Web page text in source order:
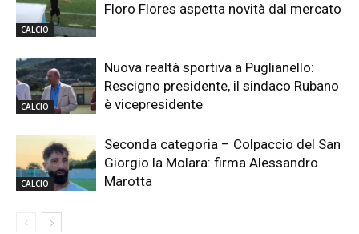
CALCIO
Floro Flores aspetta novità dal mercato
CALCIO
Nuova realtà sportiva a Puglianello:
Rescigno presidente, il sindaco Rubano
è vicepresidente
CALCIO
Seconda categoria – Colpaccio del San
Giorgio la Molara: firma Alessandro
Marotta